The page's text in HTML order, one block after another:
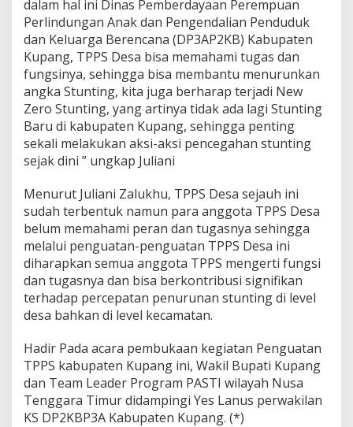
dalam hal ini Dinas Pemberdayaan Perempuan
Perlindungan Anak dan Pengendalian Penduduk
dan Keluarga Berencana (DP3AP2KB) Kabupaten
Kupang, TPPS Desa bisa memahami tugas dan
fungsinya, sehingga bisa membantu menurunkan
angka Stunting, kita juga berharap terjadi New
Zero Stunting, yang artinya tidak ada lagi Stunting
Baru di kabupaten Kupang, sehingga penting
sekali melakukan aksi-aksi pencegahan stunting
sejak dini ” ungkap Juliani
Menurut Juliani Zalukhu, TPPS Desa sejauh ini
sudah terbentuk namun para anggota TPPS Desa
belum memahami peran dan tugasnya sehingga
melalui penguatan-penguatan TPPS Desa ini
diharapkan semua anggota TPPS mengerti fungsi
dan tugasnya dan bisa berkontribusi signifikan
terhadap percepatan penurunan stunting di level
desa bahkan di level kecamatan.
Hadir Pada acara pembukaan kegiatan Penguatan
TPPS kabupaten Kupang ini, Wakil Bupati Kupang
dan Team Leader Program PASTI wilayah Nusa
Tenggara Timur didampingi Yes Lanus perwakilan
KS DP2KBP3A Kabupaten Kupang. (*)